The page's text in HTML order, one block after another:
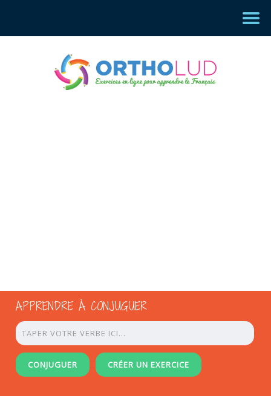
APPRENDRE À CONJUGUER
CONJUGUER CRÉER UN EXERCICE